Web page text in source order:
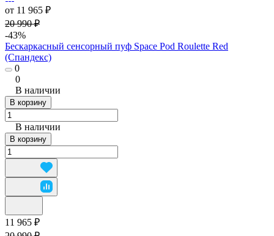
от 11 965 ₽
20 990 ₽
-43%
Бескаркасный сенсорный пуф Space Pod Roulette Red
(Спандекс)
0
0
В наличии
В корзину
В наличии
В корзину
11 965 ₽